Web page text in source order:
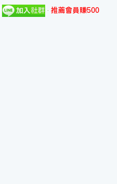
推薦會員賺500